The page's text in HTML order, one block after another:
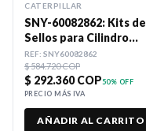
CATERPILLAR
SNY-60082862: Kits de
Sellos para Cilindro
Hidráulico 80 X 115
Premium
REF: SNY60082862
$ 584.720 COP
$ 292.360 COP50% OFF
PRECIO MÁS IVA
AÑADIR AL CARRITO